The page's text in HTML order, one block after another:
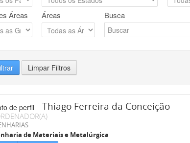
Áreas Áreas Busca
Limpar Filtros
Thiago Ferreira da Conceição
de Materiais e Metalúrgica